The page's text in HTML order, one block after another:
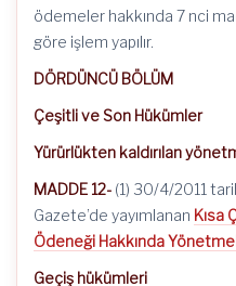
ödemeler hakkında 7 nci
göre işlem yapılır.
DÖRDÜNCÜ BÖLÜM
Çeşitli ve Son Hükümler
Yürürlükten kaldırılan
MADDE 12- (1) 30/4/2011
Gazete’de yayımlanan Kısa
Ödeneği Hakkında
Geçiş hükümleri